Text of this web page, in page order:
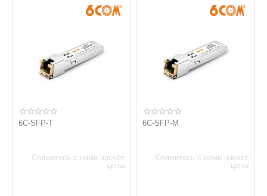
6C-SFP-T
Свяжитесь с нами насчёт
цены
6C-SFP-M
Свяжитесь с нами насчёт
цены